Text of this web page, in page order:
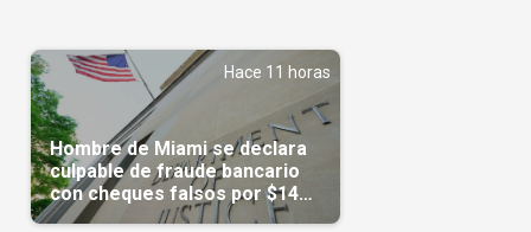
Hace 11 horas
Hombre de Miami se declara
culpable de fraude bancario
con cheques falsos por $14
millones